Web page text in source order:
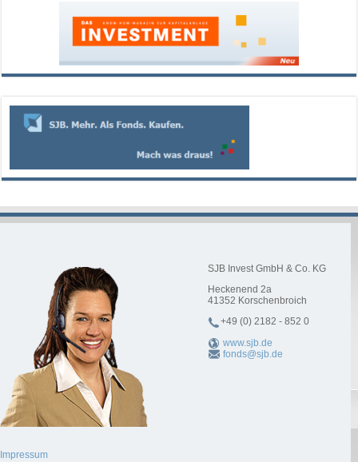
SJB Invest GmbH & Co. KG
Heckenend 2a
41352 Korschenbroich
+49 (0) 2182 - 852 0
www.sjb.de
fonds@sjb.de
Impressum